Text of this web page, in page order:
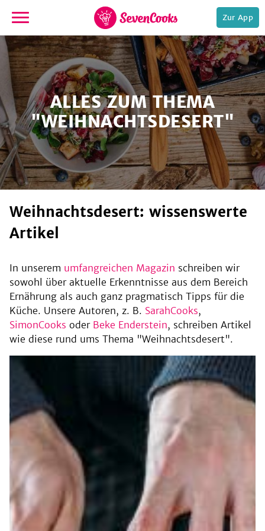
zur
Startseite
Zur App
ALLES ZUM THEMA
"WEIHNACHTSDESERT"
Weihnachtsdesert: wissenswerte
Artikel
In unserem umfangreichen Magazin schreiben wir
sowohl über aktuelle Erkenntnisse aus dem Bereich
Ernährung als auch ganz pragmatisch Tipps für die
Küche. Unsere Autoren, z. B. SarahCooks,
SimonCooks oder Beke Enderstein, schreiben Artikel
wie diese rund ums Thema "Weihnachtsdesert".